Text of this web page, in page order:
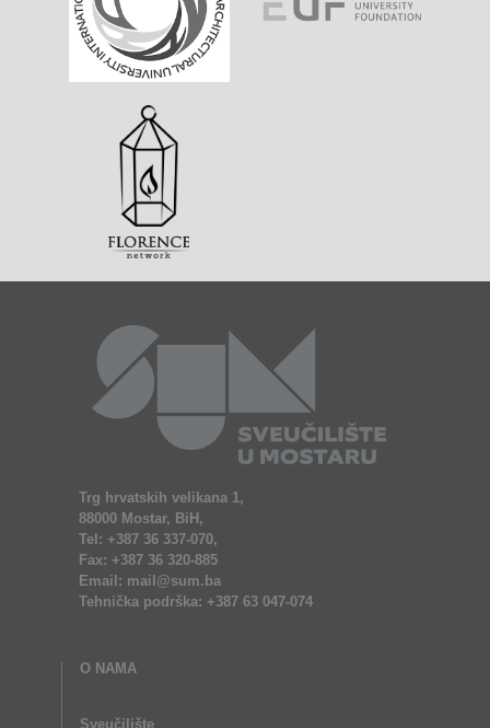
Trg hrvatskih velikana 1,
88000 Mostar, BiH,
Tel: +387 36 337-070,
Fax: +387 36 320-885
Email: mail@sum.ba
Tehnička podrška: +387 63 047-074
O NAMA
Sveučilište